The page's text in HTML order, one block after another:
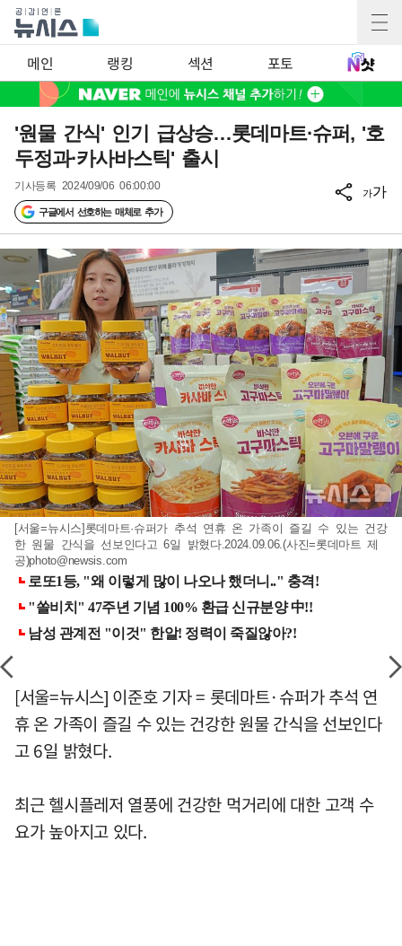
메인 랭킹 섹션 포토
'원물 간식' 인기 급상승…롯데마트·슈퍼, '호
두정과·카사바스틱' 출시
기사등록 2024/09/06 06:00:00
구글에서 선호하는 매체로 추가
가가
[서울=뉴시스]롯데마트·슈퍼가 추석 연휴 온 가족이 즐길 수 있는 건강
한 원물 간식을 선보인다고 6일 밝혔다.2024.09.06.(사진=롯데마트 제
공)photo@newsis.com
[서울=뉴시스] 이준호 기자 = 롯데마트·슈퍼가 추석 연
휴 온 가족이 즐길 수 있는 건강한 원물 간식을 선보인다
고 6일 밝혔다.
최근 헬시플레저 열풍에 건강한 먹거리에 대한 고객 수
요가 높아지고 있다.